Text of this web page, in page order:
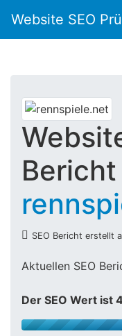
Website SEO
SEO Bericht erstellt
Aktuellen SEO
Der SEO Wert ist